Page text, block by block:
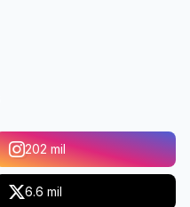
202 mil
6.6 mil